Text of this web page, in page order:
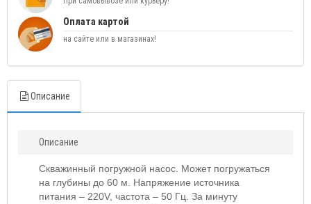
Оплата картой
на сайте или в магазинах!
Описание
Описание
Скважинный погружной насос. Может погружаться
на глубины до 60 м. Напряжение источника
питания – 220V, частота – 50 Гц. За минуту